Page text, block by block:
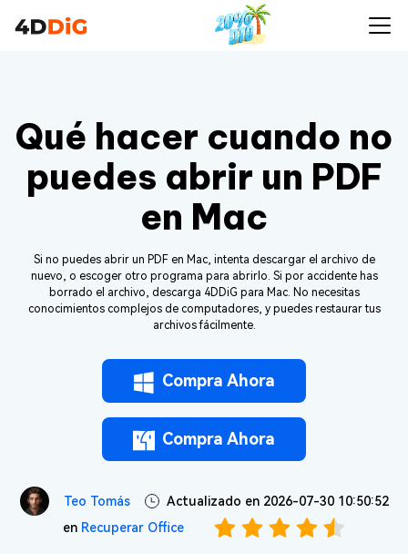
Qué hacer cuando no
puedes abrir un PDF
en Mac
Si no puedes abrir un PDF en Mac, intenta descargar el archivo de
nuevo, o escoger otro programa para abrirlo. Si por accidente has
borrado el archivo, descarga 4DDiG para Mac. No necesitas
conocimientos complejos de computadores, y puedes restaurar tus
archivos fácilmente.
Compra Ahora
Compra Ahora
Teo Tomás
Actualizado en 2026-07-30 10:50:52
en Recuperar Office